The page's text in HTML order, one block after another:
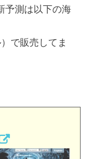
予測は以下の海
で販売してま